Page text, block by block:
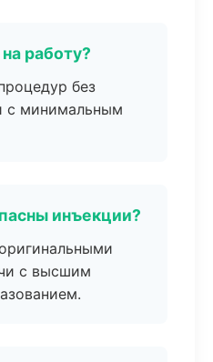
работу?
без
с минимальным
инъекции?
с высшим